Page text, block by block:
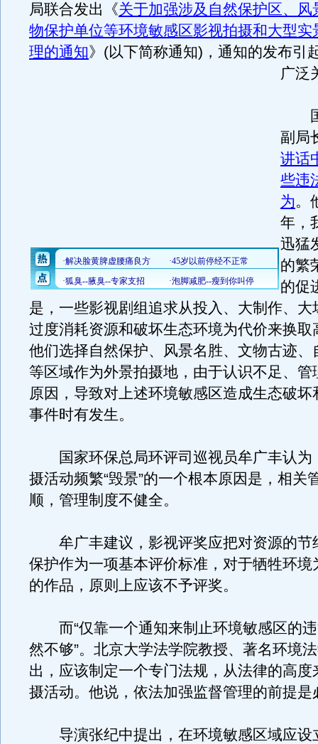
局联合发出《关于加强涉及自然保护区、风
物保护单位等环境敏感区影视拍摄和大型实
理的通知》(以下简称通知)，通知的发布引
广泛
国
副局
讲话
些违
为。
年，
迅猛
的繁
的促
是，一些影视剧组追求从投入、大制作、大
过度消耗资源和破坏生态环境为代价来换取
他们选择自然保护、风景名胜、文物古迹、
等区域作为外景拍摄地，由于认识不足、管
原因，导致对上述环境敏感区造成生态破坏
事件时有发生。
国家环保总局环评司巡视员牟广丰认为
摄活动频繁“毁景”的一个根本原因是，相关
顺，管理制度不健全。
牟广丰建议，影视评奖应把对资源的节
保护作为一项基本评价标准，对于牺牲环境
的作品，原则上应该不予评奖。
而“仅靠一个通知来制止环境敏感区的违
然不够”。北京大学法学院教授、著名环境
出，应该制定一个专门法规，从法律的高度
摄活动。他说，依法加强监督管理的前提是
导演张纪中提出，在环境敏感区域应设